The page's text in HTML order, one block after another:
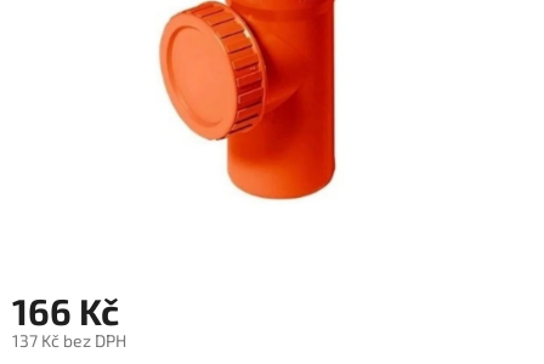
166 Kč
137 Kč bez DPH